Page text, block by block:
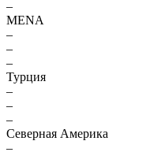
–
MENA
–
–
–
Турция
–
–
–
Северная Америка
–